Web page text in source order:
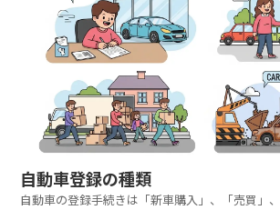
自動車登録の種類
自動車の登録手続きは「新車購入」、「売買」